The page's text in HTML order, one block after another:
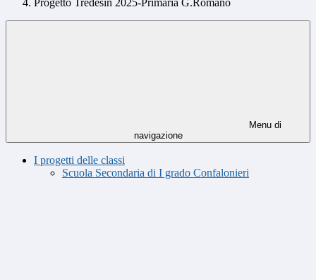
Progetto Tredesin 2025-Primaria G.Romano
Menu di
navigazione
I progetti delle classi
Scuola Secondaria di I grado Confalonieri